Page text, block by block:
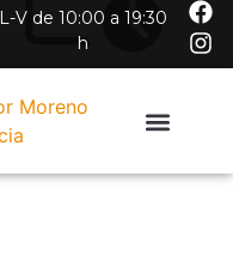
L-V de 10:00 a 19:30
h